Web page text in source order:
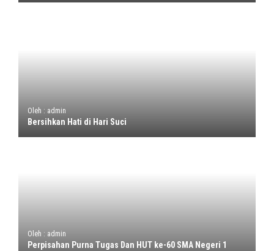
Oleh : admin
Bersihkan Hati di Hari Suci
Oleh : admin
Perpisahan Purna Tugas Dan HUT ke-60 SMA Negeri 1